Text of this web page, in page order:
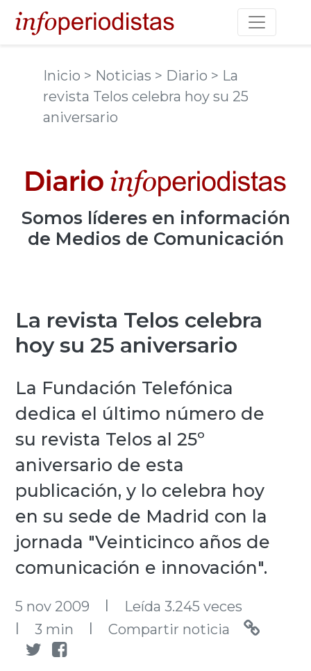
Toggle
Inicio > Noticias > Diario > La
revista Telos celebra hoy su 25
aniversario
Somos líderes en información
de Medios de Comunicación
La revista Telos celebra
hoy su 25 aniversario
La Fundación Telefónica
dedica el último número de
su revista Telos al 25º
aniversario de esta
publicación, y lo celebra hoy
en su sede de Madrid con la
jornada "Veinticinco años de
comunicación e innovación".
5 nov 2009 l Leída 3.245 veces
l 3 min l Compartir noticia